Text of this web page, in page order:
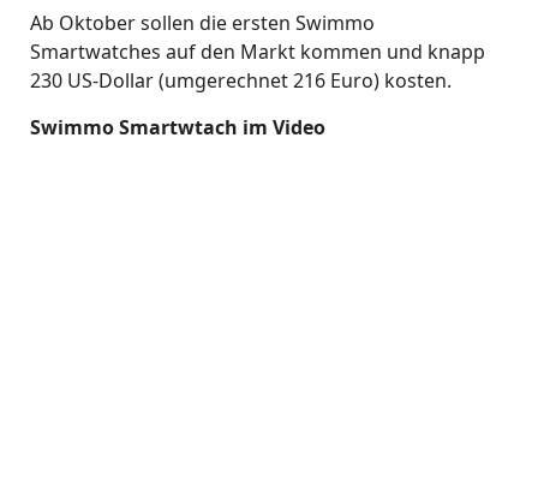
Ab Oktober sollen die ersten Swimmo
Smartwatches auf den Markt kommen und knapp
230 US-Dollar (umgerechnet 216 Euro) kosten.
Swimmo Smartwtach im Video